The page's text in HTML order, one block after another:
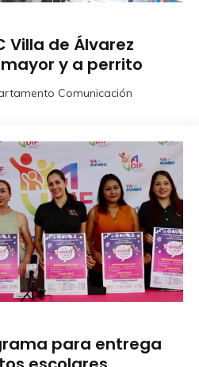
Villa de Álvarez
y a perrito
Comunicación
para entrega